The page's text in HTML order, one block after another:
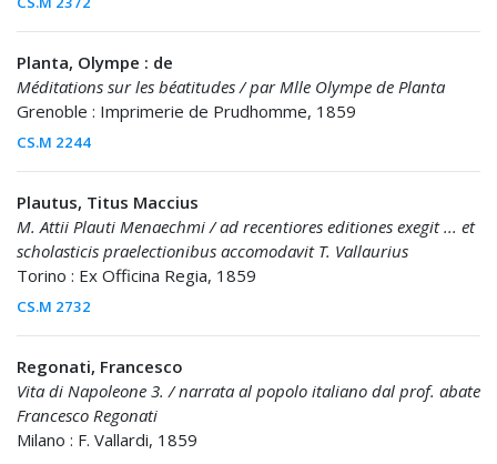
Planta, Olympe : de
Méditations sur les béatitudes / par Mlle Olympe de Planta
Grenoble : Imprimerie de Prudhomme, 1859
CS.M 2244
Plautus, Titus Maccius
M. Attii Plauti Menaechmi / ad recentiores editiones exegit ... et
scholasticis praelectionibus accomodavit T. Vallaurius
Torino : Ex Officina Regia, 1859
CS.M 2732
Regonati, Francesco
Vita di Napoleone 3. / narrata al popolo italiano dal prof. abate
Francesco Regonati
Milano : F. Vallardi, 1859